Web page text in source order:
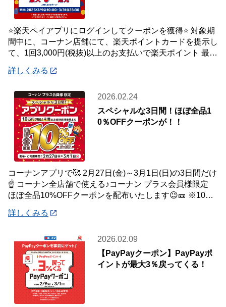
⭐楽天ペイアプリにログインしてクーポンを獲得⭐ 対象期
間中に、コーナン店舗にて、楽天ポイントカードを提示し
て、1回3,000円(税抜)以上のお支払いで楽天ポイント 最大
詳しくみる
2026.02.24
スペシャルな3日間！ほぼ全品1
0％OFFクーポンが！！
コーナンアプリで🥰 2月27日(金)～3月1日(日)の3日間だけ
☝️ コーナン全店舗で使える♪コーナン プラス会員様限定
ほぼ全品10%OFFクーポンを配布いたします😉🎫 ※10万
詳しくみる
2026.02.09
【PayPayクーポン】PayPayポ
イントが最大3％戻ってくる！